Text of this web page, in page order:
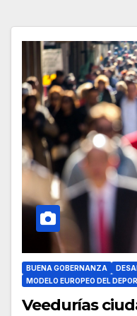
BUENA GOBERNANZA
MODELO EUROPEO DEL
Veedurías